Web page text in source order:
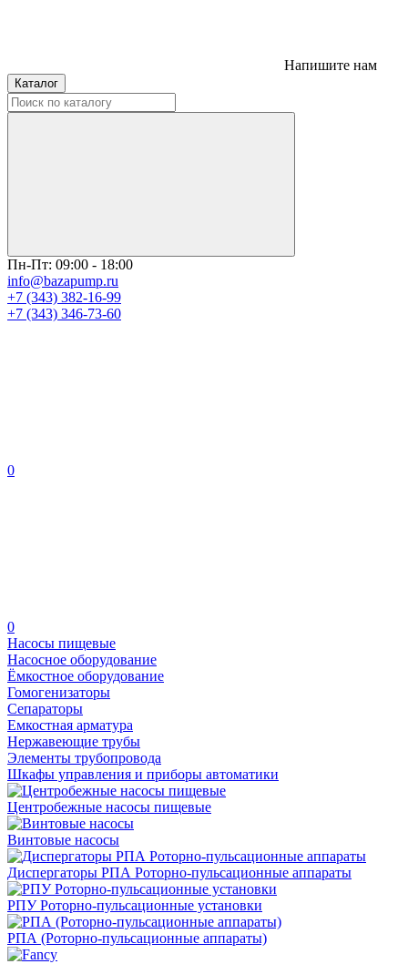
Напишите нам
Каталог
Пн-Пт: 09:00 - 18:00
info@bazapump.ru
+7 (343) 382-16-99
+7 (343) 346-73-‬60
0
0
Насосы пищевые
Насосное оборудование
Ёмкостное оборудование
Гомогенизаторы
Сепараторы
Емкостная арматура
Нержавеющие трубы
Элементы трубопровода
Шкафы управления и приборы автоматики
Центробежные насосы пищевые
Винтовые насосы
Диспергаторы РПА Роторно-пульсационные аппараты
РПУ Роторно-пульсационные установки
РПА (Роторно-пульсационные аппараты)